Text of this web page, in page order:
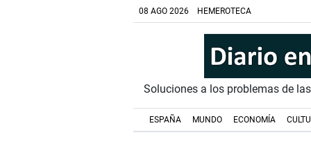
08 AGO 2026 HEMEROTECA
Soluciones a los problemas de
ESPAÑA MUNDO ECONOMÍA